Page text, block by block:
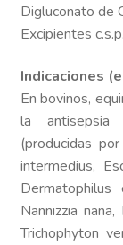
Digluconato de
Excipientes
Indicaciones
En bovinos,
la antisepsia
(producidas
intermedius,
Dermatophilus
Nannizzia
Trichophyton